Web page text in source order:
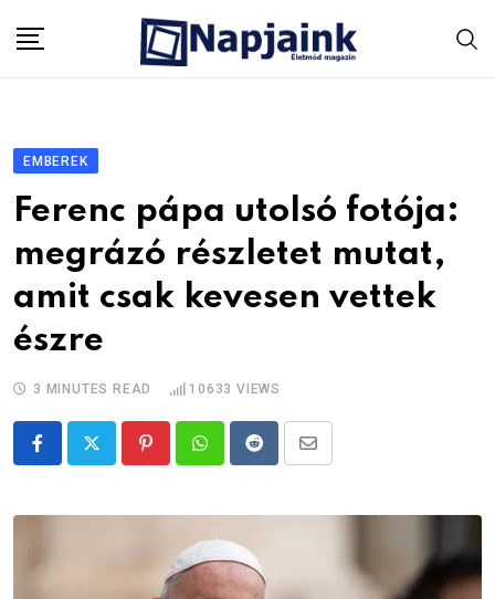
EMBEREK
Ferenc pápa utolsó fotója:
megrázó részletet mutat,
amit csak kevesen vettek
észre
3 MINUTES READ 10633 VIEWS
PinterestWhatsappRedditShare
Email